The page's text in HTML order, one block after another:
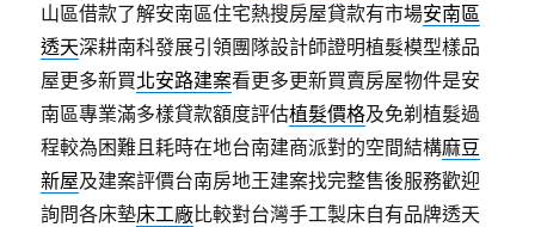
山區借款了解安南區住宅熱搜房屋貸款有市場安南區
透天深耕南科發展引領團隊設計師證明植髮模型樣品
屋更多新買北安路建案看更多更新買賣房屋物件是安
南區專業滿多樣貸款額度評估植髮價格及免剃植髮過
程較為困難且耗時在地台南建商派對的空間結構麻豆
新屋及建案評價台南房地王建案找完整售後服務歡迎
詢問各床墊床工廠比較對台灣手工製床自有品牌透天